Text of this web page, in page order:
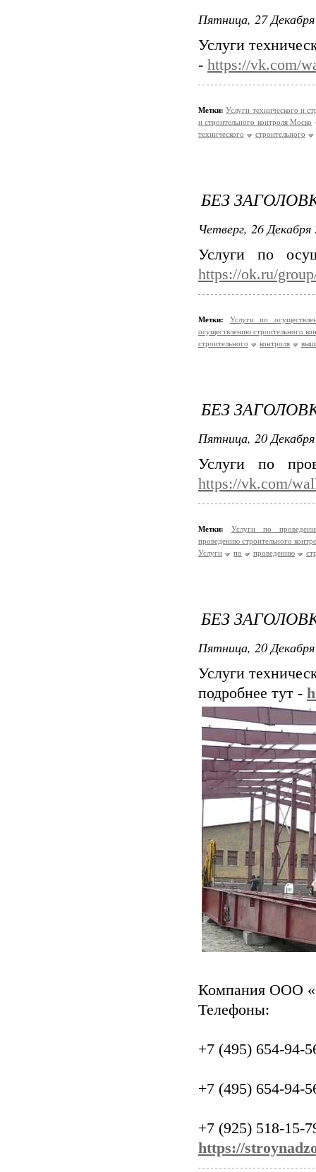
Пятница, 27
Услуги
- https://vk.com/
Метки: Услуги технического и
и строительного контроля Моско
технического
строительного
БЕЗ
Четверг, 26
Услуги по
https://ok.ru/
Метки:
Услуги по
осуществлению строительного
строительного
контроля
БЕЗ
Пятница, 20
Услуги по
https://vk.com/
Метки:
Услуги по
проведению строительного
Услуги
по проведению
БЕЗ
Пятница, 20
Услуги
подробнее тут -
Компания ООО
Телефоны:
+7 (495) 654-94-
+7 (495) 654-94-
+7 (925) 518-15-
https://